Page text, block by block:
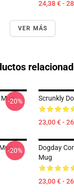
24,38 € -
VER MÁS
Mug-20% Scrunkly
23,00 € -
-20%
Dogday
Mug
23,00 € -